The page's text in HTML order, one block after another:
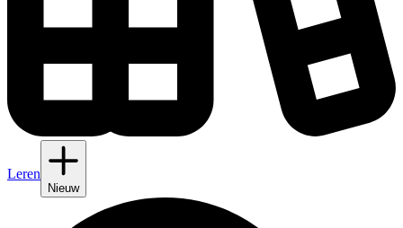
Leren
Nieuw